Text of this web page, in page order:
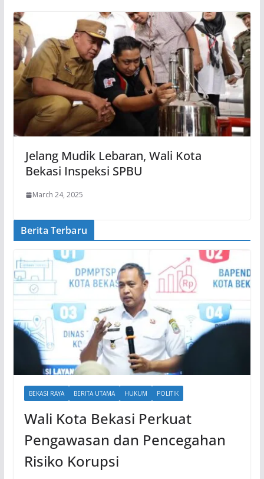
Jelang Mudik Lebaran, Wali Kota
Bekasi Inspeksi SPBU
March 24, 2025
Berita Terbaru
BEKASI RAYA BERITA UTAMA HUKUM POLITIK
Wali Kota Bekasi Perkuat
Pengawasan dan Pencegahan
Risiko Korupsi